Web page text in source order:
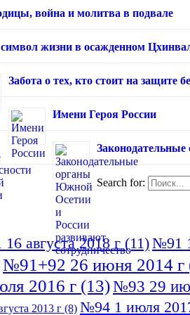
война и молитва в подвале
жизни в осажденном
Забота о тех, кто стоит на защите
Имени Героя России
Search for:
августа 2018 г (11)№91
№91+92 26 июня 2014 г
2016 г (13)№93 29
2013 г (8) №94 1 июля